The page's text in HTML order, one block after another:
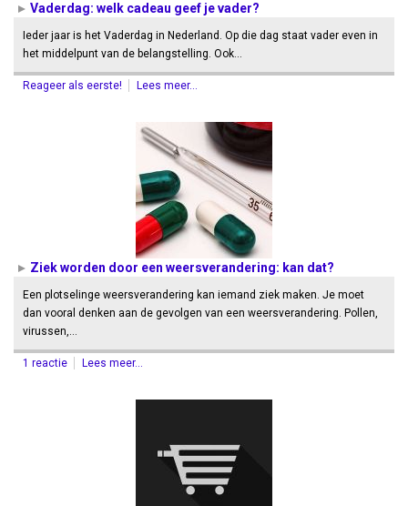
Vaderdag: welk cadeau geef je vader?
Ieder jaar is het Vaderdag in Nederland. Op die dag staat vader even in
het middelpunt van de belangstelling. Ook…
Reageer als eerste! Lees meer...
Ziek worden door een weersverandering: kan dat?
Een plotselinge weersverandering kan iemand ziek maken. Je moet
dan vooral denken aan de gevolgen van een weersverandering. Pollen,
virussen,…
1 reactie Lees meer...